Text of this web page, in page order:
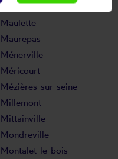
Marly-le-roi
Maulette
Maurepas
Ménerville
Méricourt
Mézières-sur-seine
Millemont
Mittainville
Mondreville
Montalet-le-bois